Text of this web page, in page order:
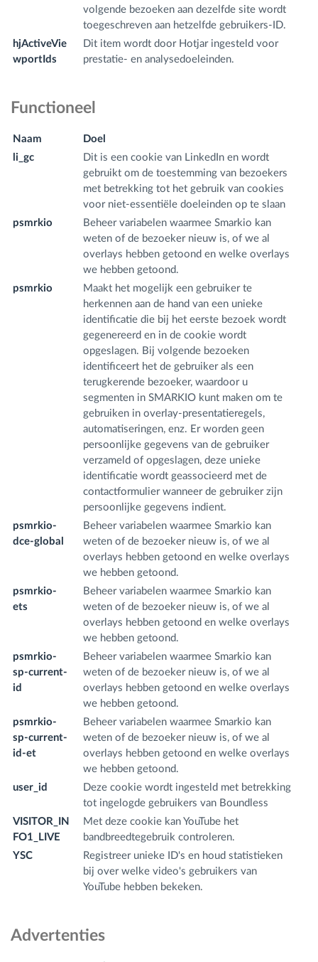
volgende bezoeken aan dezelfde site wordt
toegeschreven aan hetzelfde gebruikers-ID.
hjActiveVie
wportIds
Dit item wordt door Hotjar ingesteld voor
prestatie- en analysedoeleinden.
Functioneel
Naam Doel
li_gc
Dit is een cookie van LinkedIn en wordt
gebruikt om de toestemming van bezoekers
met betrekking tot het gebruik van cookies
voor niet-essentiële doeleinden op te slaan
psmrkio
Beheer variabelen waarmee Smarkio kan
weten of de bezoeker nieuw is, of we al
overlays hebben getoond en welke overlays
we hebben getoond.
psmrkio
Maakt het mogelijk een gebruiker te
herkennen aan de hand van een unieke
identificatie die bij het eerste bezoek wordt
gegenereerd en in de cookie wordt
opgeslagen. Bij volgende bezoeken
identificeert het de gebruiker als een
terugkerende bezoeker, waardoor u
segmenten in SMARKIO kunt maken om te
gebruiken in overlay-presentatieregels,
automatiseringen, enz. Er worden geen
persoonlijke gegevens van de gebruiker
verzameld of opgeslagen, deze unieke
identificatie wordt geassocieerd met de
contactformulier wanneer de gebruiker zijn
persoonlijke gegevens indient.
psmrkio-
dce-global
Beheer variabelen waarmee Smarkio kan
weten of de bezoeker nieuw is, of we al
overlays hebben getoond en welke overlays
we hebben getoond.
psmrkio-
ets
Beheer variabelen waarmee Smarkio kan
weten of de bezoeker nieuw is, of we al
overlays hebben getoond en welke overlays
we hebben getoond.
psmrkio-
sp-current-
id
Beheer variabelen waarmee Smarkio kan
weten of de bezoeker nieuw is, of we al
overlays hebben getoond en welke overlays
we hebben getoond.
psmrkio-
sp-current-
id-et
Beheer variabelen waarmee Smarkio kan
weten of de bezoeker nieuw is, of we al
overlays hebben getoond en welke overlays
we hebben getoond.
user_id
Deze cookie wordt ingesteld met betrekking
tot ingelogde gebruikers van Boundless
VISITOR_IN
FO1_LIVE
Met deze cookie kan YouTube het
bandbreedtegebruik controleren.
YSC
Registreer unieke ID's en houd statistieken
bij over welke video's gebruikers van
YouTube hebben bekeken.
Advertenties